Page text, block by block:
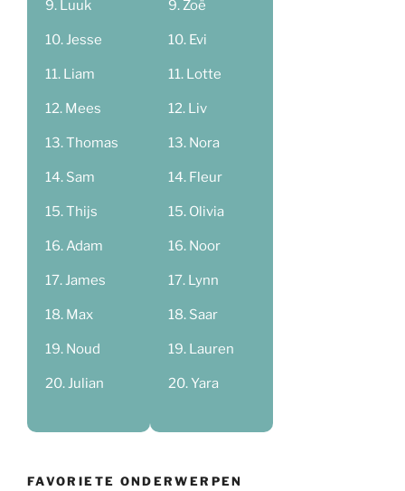
Luuk
Jesse
Liam
Mees
Thomas
Sam
Thijs
Adam
James
Max
Noud
Julian
Zoë
Evi
Lotte
Liv
Nora
Fleur
Olivia
Noor
Lynn
Saar
Lauren
Yara
FAVORIETE ONDERWERPEN